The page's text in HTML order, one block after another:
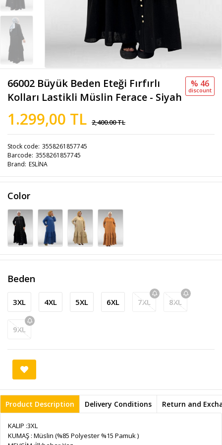
66002 Büyük Beden Eteği Fırfırlı
Kolları Lastikli Müslin Ferace - Siyah
1.299,00 TL 2,400.00 TL
% 46
discount
Stock code 3558261857745
Barcode 3558261857745
Brand ESLİNA
Color
Beden
3XL 4XL 5XL 6XL 7XL 8XL
9XL
Product Description Delivery Conditions Return and
KALIP :3XL
KUMAŞ : Müslin (%85 Polyester %15 Pamuk )